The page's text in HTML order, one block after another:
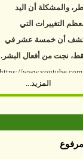
والمشكلة أن اليد
التغييرات التي
تكشف أن خمسة عشر في
نجت من أفعال البشر.
زيت النخيل التي تم
تدمرت بشكل أسرع من
حسب دراسة كشفت
بأن الزيت يمكن ألا
المزيد...